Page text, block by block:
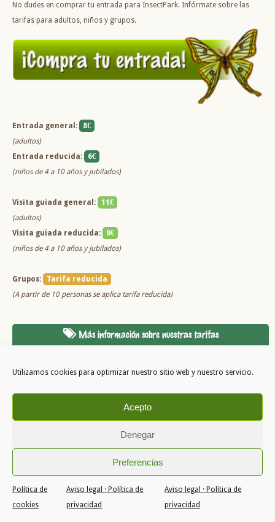
Utilizamos cookies para optimizar nuestro sitio web y nuestro servicio.
Acepto
Denegar
Preferencias
Política de
cookies
Aviso legal · Política de
privacidad
Aviso legal · Política de
privacidad
No dudes en comprar tu entrada para InsectPark. Infórmate sobre las
tarifas para adultos, niños y grupos.
Entrada general:
8€
(adultos)
Entrada reducida:
6€
(niños de 4 a 10 años y jubilados)
Visita guiada general:
11€
(adultos)
Visita guiada reducida:
9€
(niños de 4 a 10 años y jubilados)
Grupos:
Tarifa reducida
(A partir de 10 personas se aplica tarifa reducida)
Más información sobre nuestras tarifas
Quiénes somos
de cookies (UE)